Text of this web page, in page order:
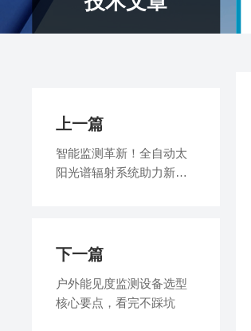
上一篇
智能监测革新！全自动太
阳光谱辐射系统助力新能
下一篇
户外能见度监测设备选型
核心要点，看完不踩坑